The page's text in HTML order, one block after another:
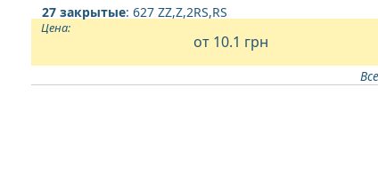
27 закрытые: 627 ZZ,Z,2RS,RS
Цена:
от 10.1 грн